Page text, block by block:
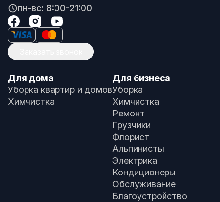
пн-вс: 8:00-21:00
Для дома
Уборка квартир и домов
Химчистка
Для бизнеса
Уборка
Химчистка
Ремонт
Грузчики
Флорист
Альпинисты
Электрика
Кондиционеры
Обслуживание
Благоустройство